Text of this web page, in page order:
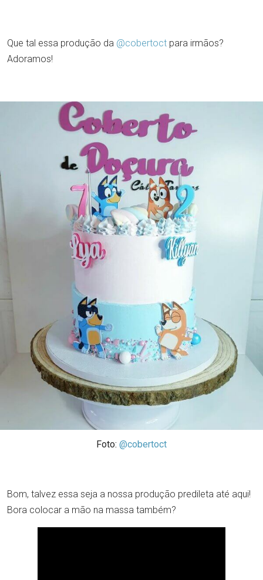
Que tal essa produção da @cobertoct para irmãos?
Adoramos!
Foto: @cobertoct
Bom, talvez essa seja a nossa produção predileta até aqui!
Bora colocar a mão na massa também?